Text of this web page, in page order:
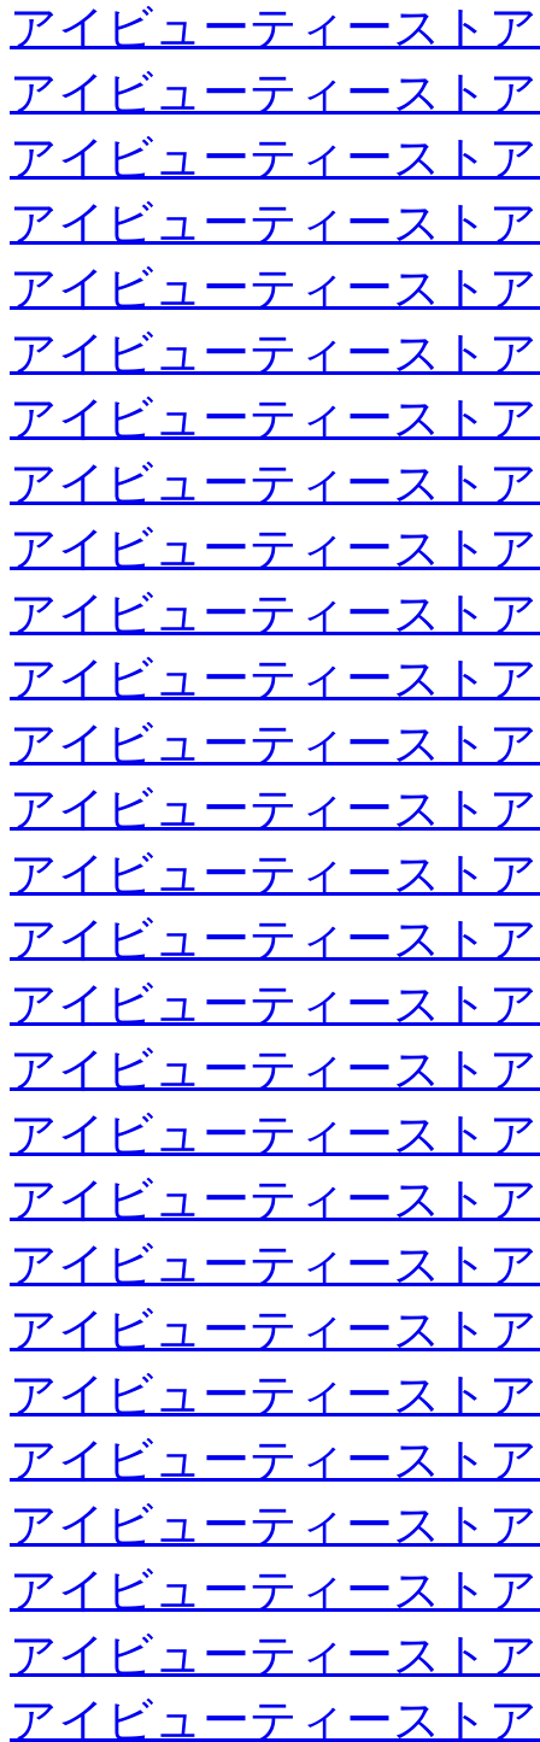
アイビューティースト
アイビューティースト
アイビューティースト
アイビューティースト
アイビューティースト
アイビューティースト
アイビューティースト
アイビューティースト
アイビューティースト
アイビューティースト
アイビューティースト
アイビューティースト
アイビューティースト
アイビューティースト
アイビューティースト
アイビューティースト
アイビューティースト
アイビューティースト
アイビューティースト
アイビューティースト
アイビューティースト
アイビューティースト
アイビューティースト
アイビューティースト
アイビューティースト
アイビューティースト
アイビューティースト